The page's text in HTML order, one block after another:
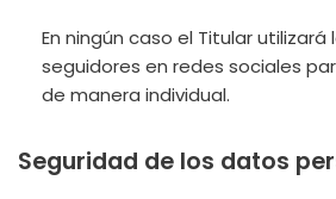
En ningún caso el Titular utilizará
seguidores en redes sociales
de manera individual.
Seguridad de los datos